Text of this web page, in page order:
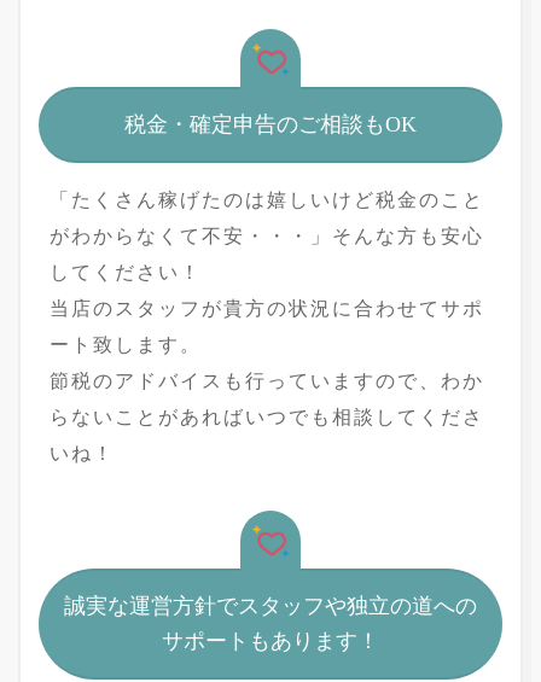
税金・確定申告のご相談もOK
「たくさん稼げたのは嬉しいけど税金のこと
がわからなくて不安・・・」そんな方も安心
してください！
当店のスタッフが貴方の状況に合わせてサポ
ート致します。
節税のアドバイスも行っていますので、わか
らないことがあればいつでも相談してくださ
いね！
誠実な運営方針でスタッフや独立の道への
サポートもあります！